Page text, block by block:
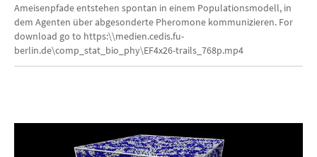
Video
Ameisenpfade entstehen spontan in einem Populationsmodell, in
dem Agenten über abgesonderte Pheromone kommunizieren. For
download go to https:\\medien.cedis.fu-
berlin.de\comp_stat_bio_phy\EF4x26-trails_768p.mp4